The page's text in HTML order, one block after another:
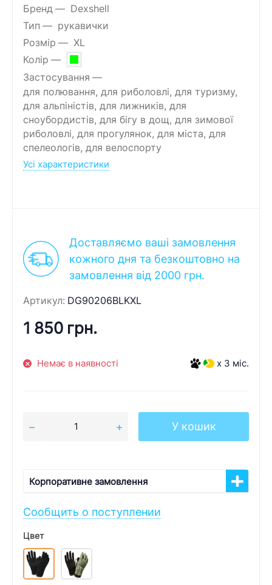
Бренд
Dexshell
Тип
рукавички
Розмір
XL
Колір
Застосування
для полювання, для риболовлі, для туризму,
для альпіністів, для лижників, для
сноубордистів, для бігу в дощ, для зимової
риболовлі, для прогулянок, для міста, для
спелеологів, для велоспорту
Усі характеристики
Доставляємо ваші замовлення
кожного дня та безкоштовно на
замовлення від 2000 грн.
Артикул: DG90206BLKXL
1 850 грн.
Немає в наявності x 3 міс.
У кошик
Корпоративне замовлення
Сообщить о поступлении
Цвет